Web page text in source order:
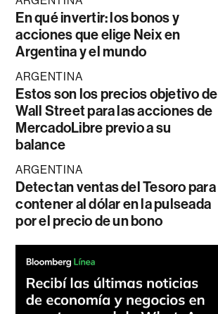
En qué invertir: los bonos y
acciones que elige Neix en
Argentina y el mundo
ARGENTINA
Estos son los precios objetivo de
Wall Street para las acciones de
MercadoLibre previo a su
balance
ARGENTINA
Detectan ventas del Tesoro para
contener al dólar en la pulseada
por el precio de un bono